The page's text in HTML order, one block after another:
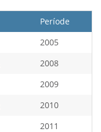
Període
2005
2008
2009
2010
2011